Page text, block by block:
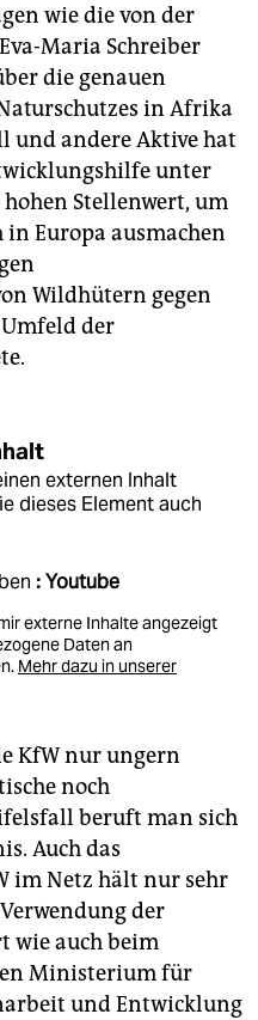
wie die von der
Maria Schreiber
die genauen
in Afrika
und andere Aktive hat
unter
Stellenwert, um
Europa ausmachen
Wildhütern gegen
der
externen Inhalt
dieses Element auch
: Youtube
externe Inhalte angezeigt
Daten an
Mehr dazu in unserer
KfW nur ungern
noch
beruft man sich
Auch das
im Netz hält nur sehr
der
wie auch beim
Ministerium für
und Entwicklung